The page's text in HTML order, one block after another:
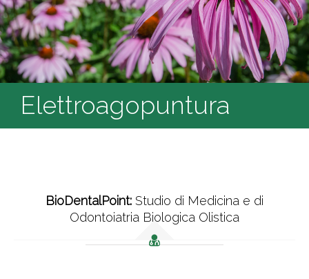
Elettroagopuntura
BioDentalPoint: Studio di Medicina e di
Odontoiatria Biologica Olistica